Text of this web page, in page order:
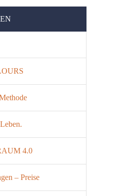
4.0
– Preise